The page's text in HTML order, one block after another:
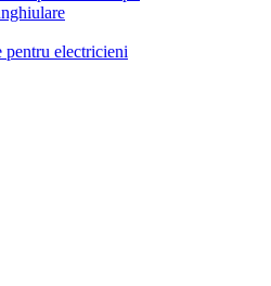
pentru electricieni